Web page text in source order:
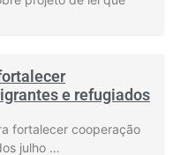
e refugiados
fortalecer cooperação
julho …